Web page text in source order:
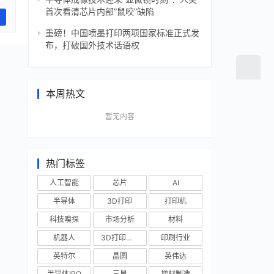
首次看清芯片内部“鼠咬”缺陷
重磅！中国喷墨打印两项国家标准正式发
布，打破国外技术话语权
本周热文
暂无内容
热门标签
人工智能 芯片
AI
半导体
3D打印
打印机
科技嗅探
市场分析
材料
机器人
3D打印技术
印刷行业
英特尔
晶圆
英伟达